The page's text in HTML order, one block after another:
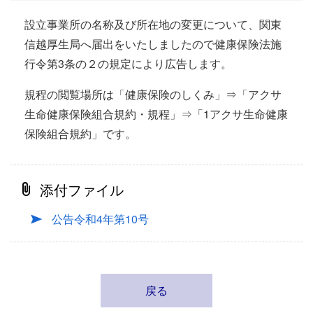
設立事業所の名称及び所在地の変更について、関東
信越厚生局へ届出をいたしましたので健康保険法施
行令第3条の２の規定により広告します。
規程の閲覧場所は「健康保険のしくみ」⇒「アクサ
生命健康保険組合規約・規程」⇒「1アクサ生命健康
保険組合規約」です。
添付ファイル
公告令和4年第10号
戻る